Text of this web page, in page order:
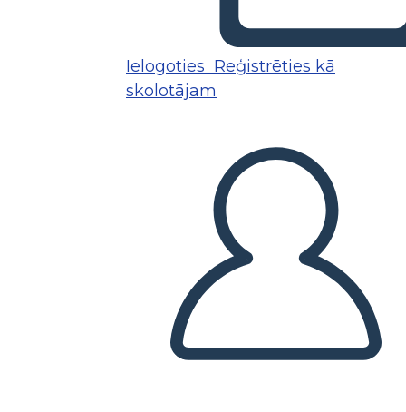
Ielogoties Reģistrēties kā
skolotājam